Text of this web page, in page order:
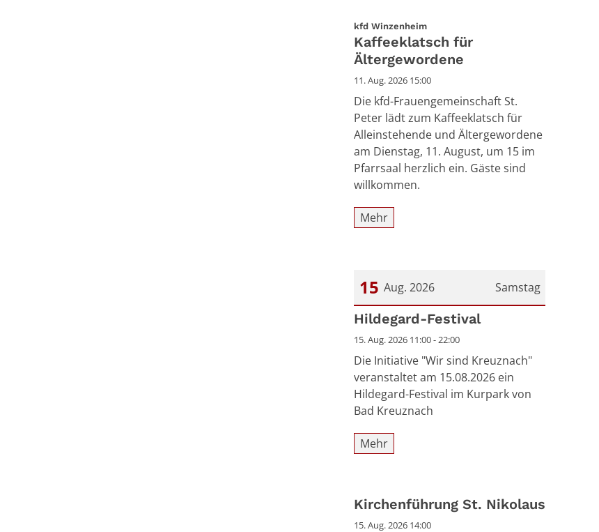
kfd Winzenheim:
Kaffeeklatsch für
Ältergewordene
11. Aug. 2026 15:00
Die kfd-Frauengemeinschaft St.
Peter lädt zum Kaffeeklatsch für
Alleinstehende und Ältergewordene
am Dienstag, 11. August, um 15 im
Pfarrsaal herzlich ein. Gäste sind
willkommen.
Mehr
Samstag
15 Aug. 2026
Datum: 15. August 2026
Hildegard-Festival
15. Aug. 2026 11:00 - 22:00
Die Initiative "Wir sind Kreuznach"
veranstaltet am 15.08.2026 ein
Hildegard-Festival im Kurpark von
Bad Kreuznach
Mehr
Kirchenführung St. Nikolaus
15. Aug. 2026 14:00